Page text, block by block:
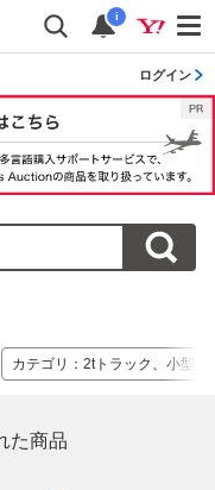
i
ログイン
カテゴリ ： 2tトラック、小型ト
た商品